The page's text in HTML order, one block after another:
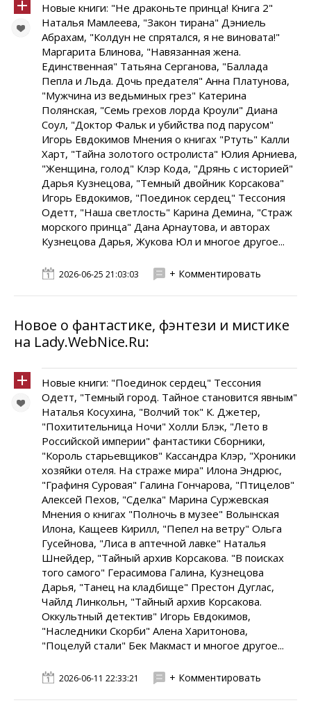
Новые книги: "Не драконьте принца! Книга 2"
Наталья Мамлеева, "Закон тирана" Дэниель
Абрахам, "Колдун не спрятался, я не виновата!"
Маргарита Блинова, "Навязанная жена.
Единственная" Татьяна Серганова, "Баллада
Пепла и Льда. Дочь предателя" Анна Платунова,
"Мужчина из ведьминых грез" Катерина
Полянская, "Семь грехов лорда Кроули" Диана
Соул, "Доктор Фальк и убийства под парусом"
Игорь Евдокимов Мнения о книгах "Ртуть" Калли
Харт, "Тайна золотого остролиста" Юлия Арниева,
"Женщина, голод" Клэр Кода, "Дрянь с историей"
Дарья Кузнецова, "Темный двойник Корсакова"
Игорь Евдокимов, "Поединок сердец" Тессония
Одетт, "Наша светлость" Карина Демина, "Страж
морского принца" Дана Арнаутова, и авторах
Кузнецова Дарья, Жукова Юл и многое другое...
2026-06-25 21:03:03 + Комментировать
Новое о фантастике, фэнтези и мистике
на Lady.WebNice.Ru:
Новые книги: "Поединок сердец" Тессония
Одетт, "Темный город. Тайное становится явным"
Наталья Косухина, "Волчий ток" К. Джетер,
"Похитительница Ночи" Холли Блэк, "Лето в
Российской империи" фантастики Сборники,
"Король старьевщиков" Кассандра Клэр, "Хроники
хозяйки отеля. На страже мира" Илона Эндрюс,
"Графиня Суровая" Галина Гончарова, "Птицелов"
Алексей Пехов, "Сделка" Марина Суржевская
Мнения о книгах "Полночь в музее" Волынская
Илона, Кащеев Кирилл, "Пепел на ветру" Ольга
Гусейнова, "Лиса в аптечной лавке" Наталья
Шнейдер, "Тайный архив Корсакова. "В поисках
того самого" Герасимова Галина, Кузнецова
Дарья, "Танец на кладбище" Престон Дуглас,
Чайлд Линкольн, "Тайный архив Корсакова.
Оккультный детектив" Игорь Евдокимов,
"Наследники Скорби" Алена Харитонова,
"Поцелуй стали" Бек Макмаст и многое другое...
2026-06-11 22:33:21 + Комментировать